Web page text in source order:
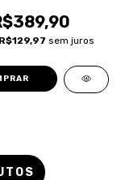
R$129,97 sem juros